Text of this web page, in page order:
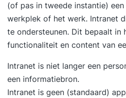
(of pas in tweede instantie)
werkplek of het werk. Intranet
te ondersteunen. Dit bepaalt in
functionaliteit en content van
Intranet is niet langer een
een informatiebron.
Intranet is geen (standaard)